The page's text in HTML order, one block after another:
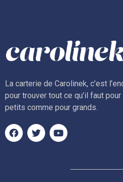
La carterie de Carolinek, c’est
pour trouver tout ce qu’il faut
petits comme pour grands.